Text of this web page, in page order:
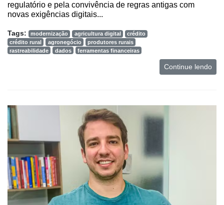
regulatório e pela convivência de regras antigas com
novas exigências digitais...
Tags: modernização agricultura digital
crédito
crédito rural
agronegócio
produtores rurais
rastreabilidade
dados ferramentas financeiras
Continue lendo